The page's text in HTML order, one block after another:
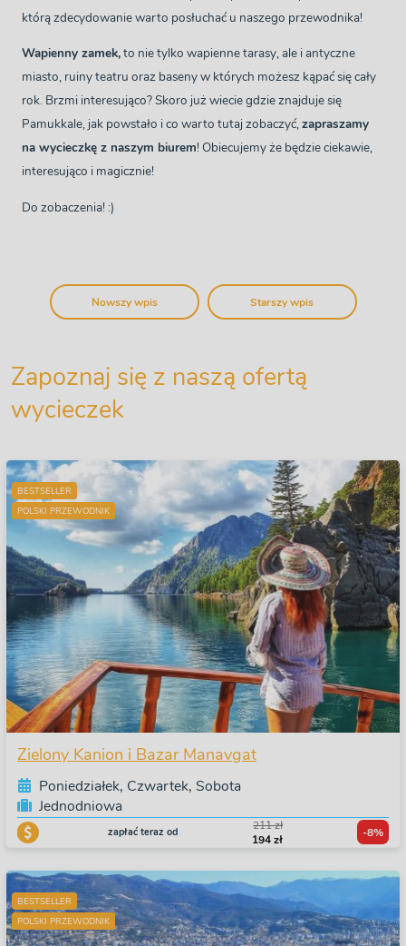
którą zdecydowanie warto posłuchać u naszego przewodnika!
Wapienny zamek,to nie tylko wapienne tarasy, ale i antyczne
miasto, ruiny teatru oraz baseny w których możesz kąpać się cały
rok. Brzmi interesująco? Skoro już wiecie gdzie znajduje się
Pamukkale, jak powstało i co warto tutaj zobaczyć,zapraszamy
na wycieczkę z naszym biurem! Obiecujemy że będzie ciekawie,
interesująco i magicznie!
Do zobaczenia! :)
Nowszy wpis Starszy wpis
Zapoznaj się z naszą ofertą
wycieczek
BESTSELLER
POLSKI PRZEWODNIK
Zielony Kanion i Bazar Manavgat
Poniedziałek, Czwartek, Sobota
Jednodniowa
zapłać teraz od
211 zł
194 zł
-8%
BESTSELLER
POLSKI PRZEWODNIK